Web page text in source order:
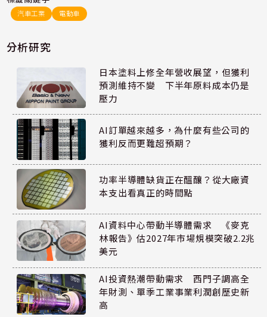
汽車工業 電動車
分析研究
日本塗料上修全年營收展望，但獲利
預測維持不變 下半年原料成本仍是
壓力
AI訂單越來越多，為什麼有些公司的
獲利反而更難超預期？
功率半導體缺貨正在醞釀？從大廠資
本支出看真正的時間點
AI資料中心帶動半導體需求 《麥克
林報告》估2027年市場規模突破2.2兆
美元
AI投資熱潮帶動需求 西門子調高全
年財測、單季工業事業利潤創歷史新
高